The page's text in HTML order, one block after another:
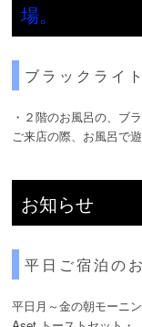
場。
ブラックライ
・２階のお風呂の、ブ
ご来店の際、お風呂で遊
お知らせ
平日ご宿泊の
平日月～金の朝モーニ